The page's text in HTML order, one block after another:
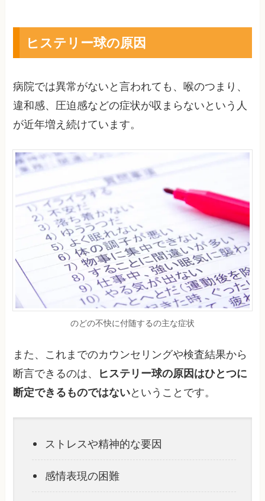
ヒステリー球の原因
病院では異常がないと言われても、喉のつまり、
違和感、圧迫感などの症状が収まらないという人
が近年増え続けています。
のどの不快に付随するの主な症状
また、これまでのカウンセリングや検査結果から
断言できるのは、
ヒステリー球の原因はひとつに
断定できるものではないということです。
ストレスや精神的な要因
感情表現の困難